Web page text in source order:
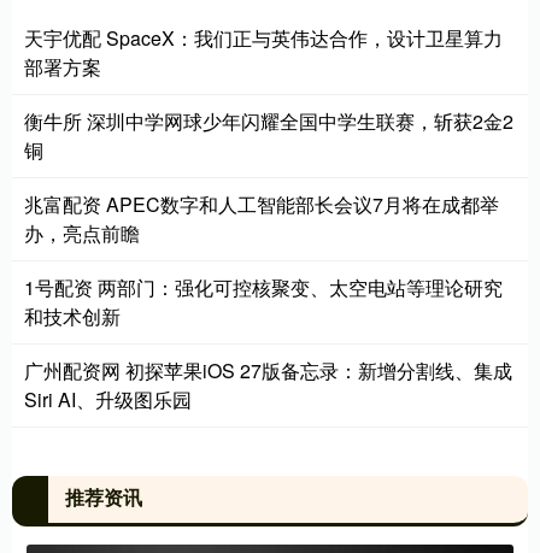
天宇优配 SpaceX：我们正与英伟达合作，设计卫星算力
部署方案
衡牛所 深圳中学网球少年闪耀全国中学生联赛，斩获2金2
铜
兆富配资 APEC数字和人工智能部长会议7月将在成都举
办，亮点前瞻
1号配资 两部门：强化可控核聚变、太空电站等理论研究
和技术创新
广州配资网 初探苹果iOS 27版备忘录：新增分割线、集成
Siri AI、升级图乐园
推荐资讯